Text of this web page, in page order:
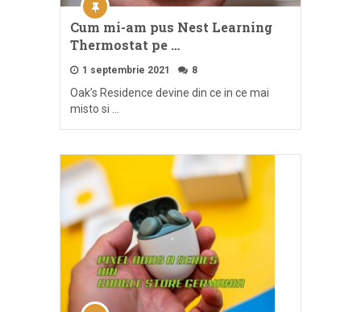
Cum mi-am pus Nest Learning
Thermostat pe …
1 septembrie 2021 8
Oak’s Residence devine din ce in ce mai
misto si …